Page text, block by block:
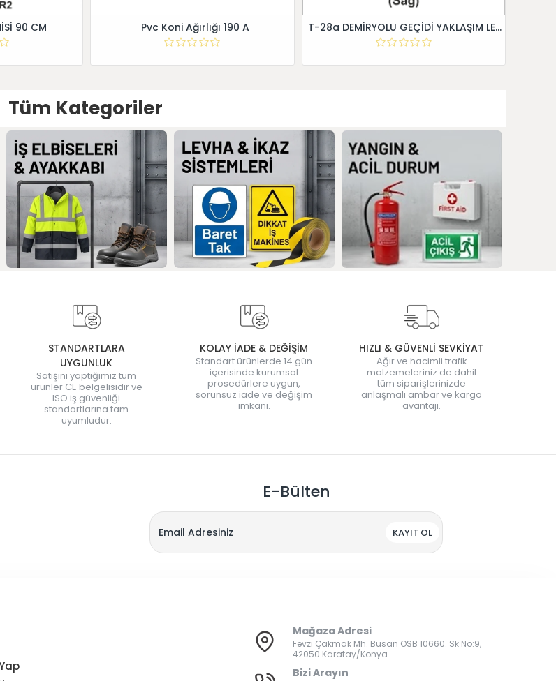
90 CM Pvc Koni Ağırlığı 190 A T-28a DEMİRYOLU GEÇİDİ YAKLAŞIM LEVHALARI (Sağ)
Tüm Kategoriler
STANDARTLARA
UYGUNLUK
Satışını yaptığımız tüm
ürünler CE belgelisidir ve
ISO iş güvenliği
standartlarına tam
uyumludur.
KOLAY İADE & DEĞİŞİM
Standart ürünlerde 14 gün
içerisinde kurumsal
prosedürlere uygun,
sorunsuz iade ve değişim
imkanı.
HIZLI & GÜVENLİ SEVKİYAT
Ağır ve hacimli trafik
malzemeleriniz de dahil
tüm siparişlerinizde
anlaşmalı ambar ve kargo
avantajı.
E-Bülten
KAYIT OL
Mağaza Adresi
Fevzi Çakmak Mh. Büsan OSB 10660. Sk No:9,
42050 Karatay/Konya
Bizi Arayın